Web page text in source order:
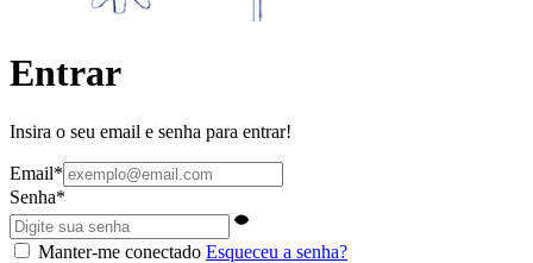
Entrar
Insira o seu email e senha para entrar!
Email*
Senha*
Manter-me conectado Esqueceu a senha?